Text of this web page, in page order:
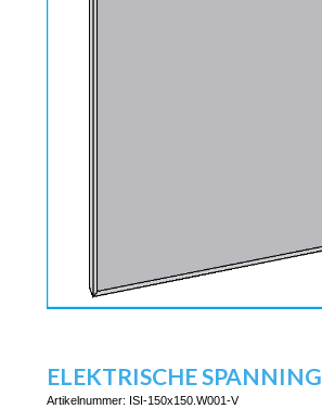
ELEKTRISCHE SPANNING
Artikelnummer: ISI-150x150.W001-V